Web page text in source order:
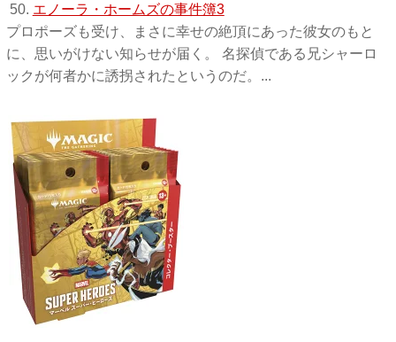
50. エノーラ・ホームズの事件簿3
プロポーズも受け、まさに幸せの絶頂にあった彼女のもと
に、思いがけない知らせが届く。 名探偵である兄シャーロ
ックが何者かに誘拐されたというのだ。...